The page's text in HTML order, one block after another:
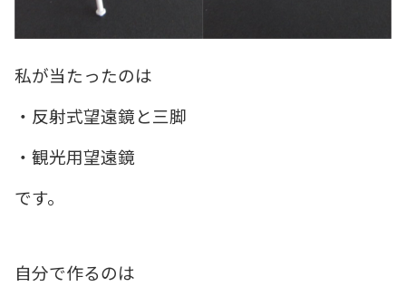
私が当たったのは
・反射式望遠鏡と三脚
・観光用望遠鏡
です。
自分で作るのは